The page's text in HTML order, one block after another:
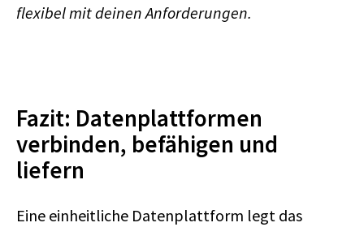
flexibel mit deinen Anforderungen.
Fazit: Datenplattformen
verbinden, befähigen und
liefern
Eine einheitliche Datenplattform legt das